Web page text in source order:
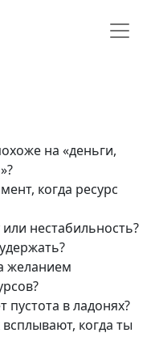
на «деньги,
когда ресурс
нестабильность?
желанием
пустота в ладонях?
когда ты